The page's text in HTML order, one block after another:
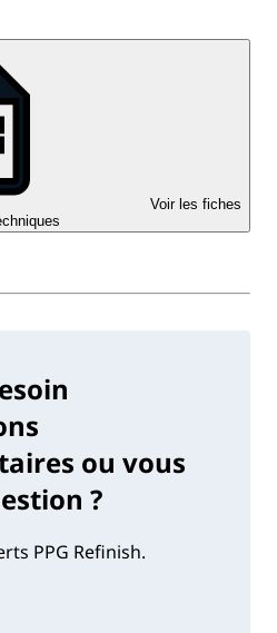
Voir les fiches
ou vous
?
PPG Refinish.